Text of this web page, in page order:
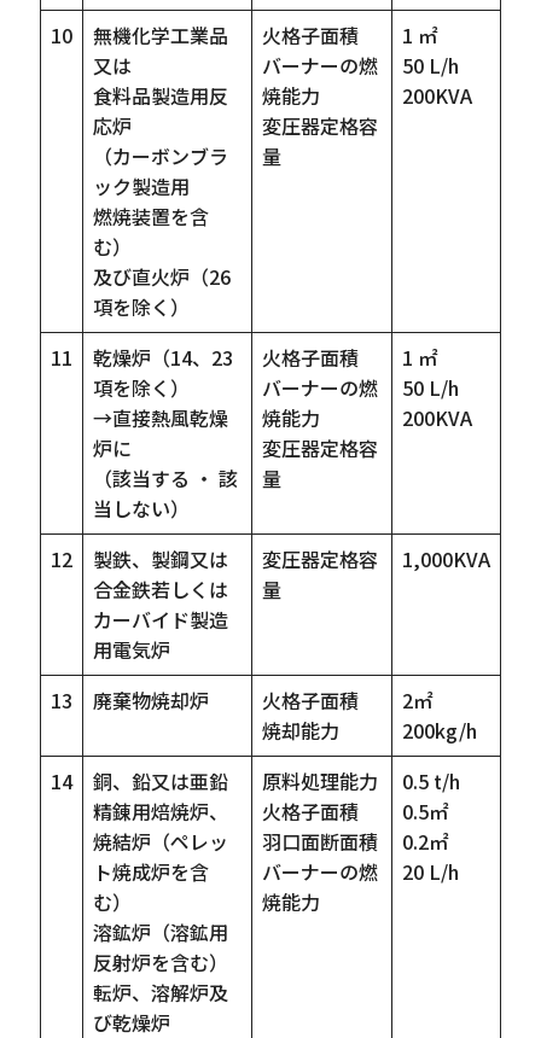
10
無機化学工業品
又は
食料品製造用反
応炉
（カーボンブラ
ック製造用
燃焼装置を含
む）
及び直火炉（26
項を除く）
火格子面積
バーナーの燃
焼能力
変圧器定格容
量
1 ㎡
50 L/h
200KVA
11
乾燥炉（14、23
項を除く）
→直接熱風乾燥
炉に
（該当する ・ 該
当しない）
火格子面積
バーナーの燃
焼能力
変圧器定格容
量
1 ㎡
50 L/h
200KVA
12
製鉄、製鋼又は
合金鉄若しくは
カーバイド製造
用電気炉
変圧器定格容
量
1,000KVA
13 廃棄物焼却炉
火格子面積
焼却能力
2㎡
200kg/h
14
銅、鉛又は亜鉛
精錬用焙焼炉、
焼結炉（ペレッ
ト焼成炉を含
む）
溶鉱炉（溶鉱用
反射炉を含む）
転炉、溶解炉及
び乾燥炉
原料処理能力
火格子面積
羽口面断面積
バーナーの燃
焼能力
0.5 t/h
0.5㎡
0.2㎡
20 L/h